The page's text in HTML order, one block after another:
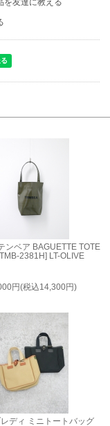
ンベア BAGUETTE TOTE
2381H] LT-OLIVE
円(税込14,300円)
ディ ミニトートバッグ